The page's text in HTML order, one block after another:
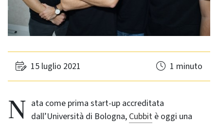
15 luglio 2021 1 minuto
Nata come prima start-up accreditata dall’Università di Bologna, Cubbit è oggi una